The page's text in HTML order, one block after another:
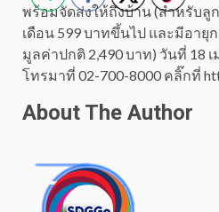
พร้อมจัดส่งให้ถึงบ้าน (สำหรับลู
เดือน 599 บาทขึ้นไป และมีอายุ
มูลค่าปกติ 2,490 บาท) วันที่ 18 เ
โทรมาที่ 02-700-8000 คลิ๊กที่
About The Author